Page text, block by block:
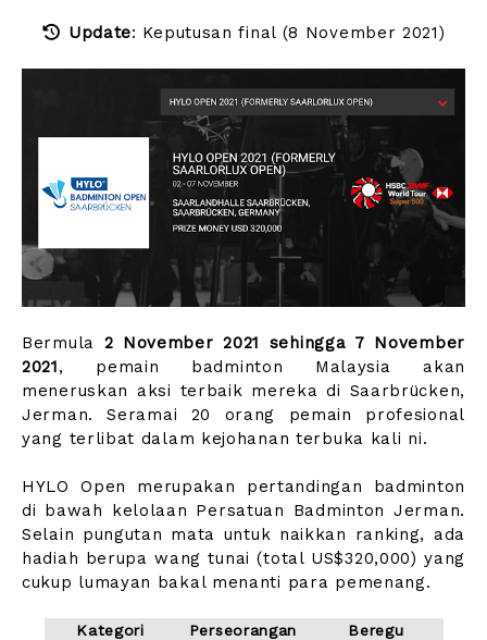
Update: Keputusan final (8 November 2021)
Bermula 2 November 2021 sehingga 7 November
2021, pemain badminton Malaysia akan
meneruskan aksi terbaik mereka di Saarbrücken,
Jerman. Seramai 20 orang pemain profesional
yang terlibat dalam kejohanan terbuka kali ni.
HYLO Open merupakan pertandingan badminton
di bawah kelolaan Persatuan Badminton Jerman.
Selain pungutan mata untuk naikkan ranking, ada
hadiah berupa wang tunai (total US$320,000) yang
cukup lumayan bakal menanti para pemenang.
Kategori Perseorangan
Beregu